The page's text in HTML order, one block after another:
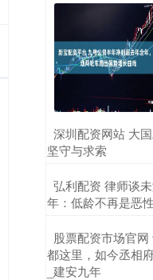
深圳配资网站 大
坚守与求索
弘利配资 律师谈
年：低龄不再是恶
股票配资市场官
都这里，如今丞相
_建安九年